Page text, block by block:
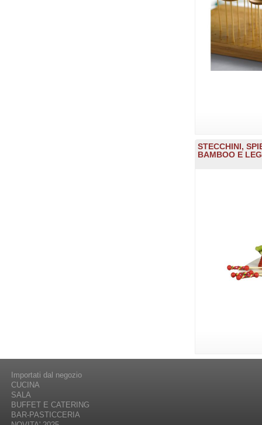
STECCHINI,
BAMBOO E
Importati dal negozio
CUCINA
SALA
BUFFET E CATERING
BAR-PASTICCERIA